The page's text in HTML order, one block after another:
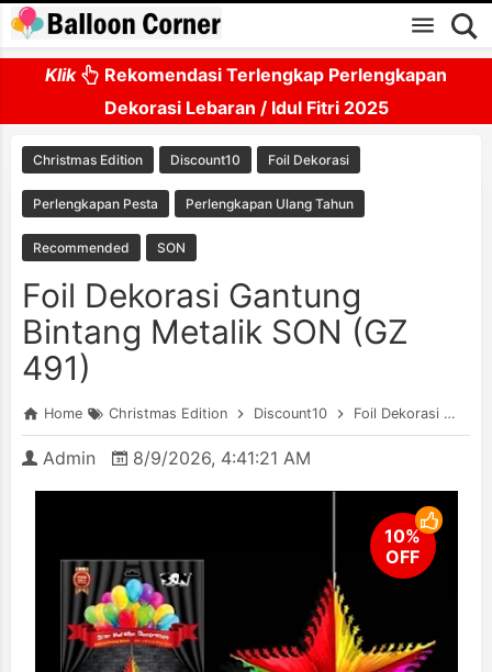
Skip to main content
Klik
Rekomendasi Terlengkap Perlengkapan
Dekorasi Lebaran / Idul Fitri 2025
Christmas Edition Discount10 Foil Dekorasi
Perlengkapan Pesta Perlengkapan Ulang Tahun
Recommended SON
Foil Dekorasi Gantung
Bintang Metalik SON (GZ
491)
Home Christmas Edition Discount10 Foil Dekorasi
Admin 8/9/2026, 4:41:21 AM